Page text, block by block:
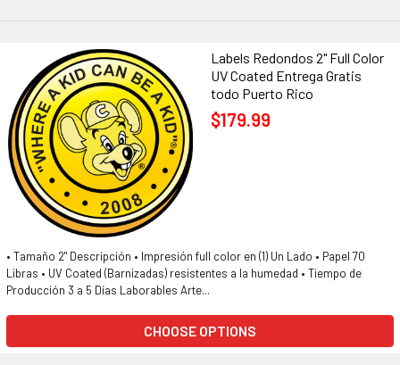
Labels Redondos 2" Full Color
UV Coated Entrega Gratis
todo Puerto Rico
$179.99
• Tamaño 2" Descripción • Impresión full color en (1) Un Lado • Papel 70
Libras • UV Coated (Barnizadas) resistentes a la humedad • Tiempo de
Producción 3 a 5 Días Laborables Arte...
CHOOSE OPTIONS